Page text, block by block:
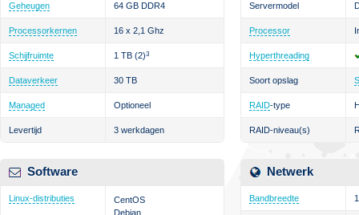
Geheugen 64 GB DDR4
Processorkernen 16 x 2,1 Ghz
Schijfruimte 1 TB (2)3
Dataverkeer 30 TB
Managed Optioneel
Levertijd 3 werkdagen
Software
Linux-distributies
CentOS
Debian
Servermodel
Processor
Hyperthreading
Soort opslag
RAID-type
RAID-niveau(s)
Netwerk
Bandbreedte